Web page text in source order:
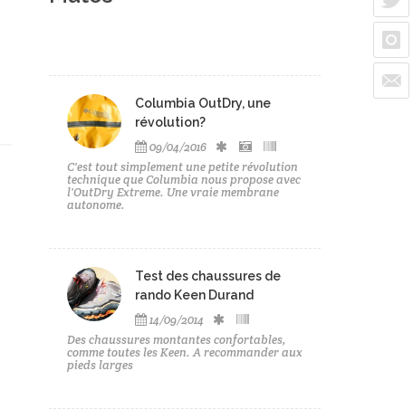
Columbia OutDry, une
révolution?
09/04/2016
C'est tout simplement une petite révolution
technique que Columbia nous propose avec
l'OutDry Extreme. Une vraie membrane
autonome.
Test des chaussures de
rando Keen Durand
14/09/2014
Des chaussures montantes confortables,
comme toutes les Keen. A recommander aux
pieds larges